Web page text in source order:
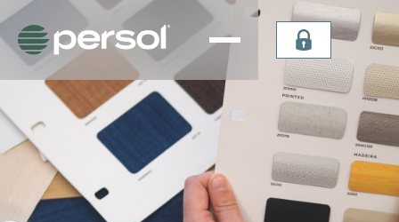
Persiana
Vertical
Sheer
Persiana
Vertical
Double
Vision
Persiana
Plissada
Celular
Celular de
Teto
Verticel
Dual Sky
Light